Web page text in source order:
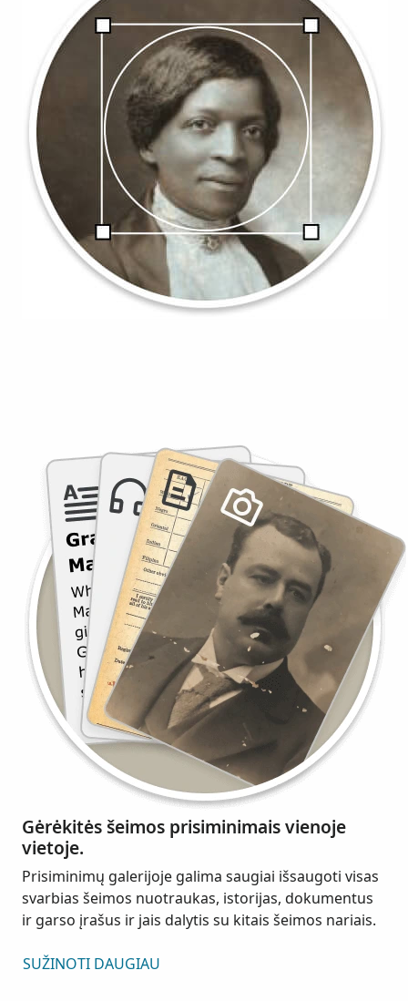
Gėrėkitės šeimos prisiminimais vienoje
vietoje.
Prisiminimų galerijoje galima saugiai išsaugoti visas
svarbias šeimos nuotraukas, istorijas, dokumentus
ir garso įrašus ir jais dalytis su kitais šeimos nariais.
SUŽINOTI DAUGIAU